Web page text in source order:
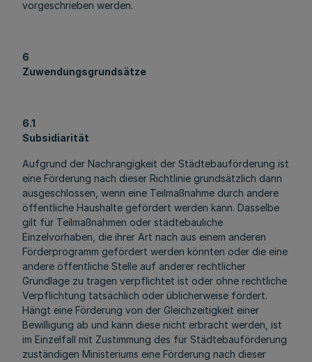
vorgeschrieben werden.
6
Zuwendungsgrundsätze
6.1
Subsidiarität
Aufgrund der Nachrangigkeit der Städtebauförderung ist
eine Förderung nach dieser Richtlinie grundsätzlich dann
ausgeschlossen, wenn eine Teilmaßnahme durch andere
öffentliche Haushalte gefördert werden kann. Dasselbe
gilt für Teilmaßnahmen oder städtebauliche
Einzelvorhaben, die ihrer Art nach aus einem anderen
Förderprogramm gefördert werden könnten oder die eine
andere öffentliche Stelle auf anderer rechtlicher
Grundlage zu tragen verpflichtet ist oder ohne rechtliche
Verpflichtung tatsächlich oder üblicherweise fördert.
Hängt eine Förderung von der Gleichzeitigkeit einer
Bewilligung ab und kann diese nicht erbracht werden, ist
im Einzelfall mit Zustimmung des für Städtebauförderung
zuständigen Ministeriums eine Förderung nach dieser